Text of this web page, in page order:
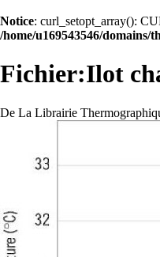
Notice: curl_setopt_array():
/home/u169543546/
Fichier:Ilot
De La Librairie